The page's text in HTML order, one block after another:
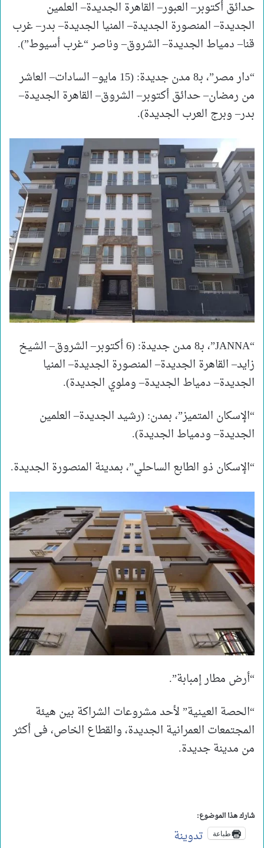
حدائق أكتوبر– العبور– القاهرة الجديدة– العلمين
الجديدة– المنصورة الجديدة– المنيا الجديدة– بدر– غرب
قنا– دمياط الجديدة– الشروق– وناصر “غرب أسيوط”).
“دار مصر”، بـ8 مدن جديدة: (15 مايو– السادات– العاشر
من رمضان– حدائق أكتوبر– الشروق– القاهرة الجديدة–
بدر– وبرج العرب الجديدة).
“JANNA”، بـ8 مدن جديدة: (6 أكتوبر– الشروق– الشيخ
زايد– القاهرة الجديدة– المنصورة الجديدة– المنيا
الجديدة– دمياط الجديدة– وملوي الجديدة).
“الإسكان المتميز”، بمدن: (رشيد الجديدة– العلمين
الجديدة– ودمياط الجديدة).
“الإسكان ذو الطابع الساحلي”، بمدينة المنصورة الجديدة.
“أرض مطار إمبابة”.
“الحصة العينية” لأحد مشروعات الشراكة بين هيئة
المجتمعات العمرانية الجديدة، والقطاع الخاص، فى أكثر
من مدينة جديدة.​
شارك هذا الموضوع:
طباعة تدوينة